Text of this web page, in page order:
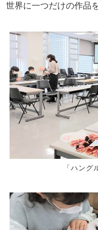
世界に一つだけの作品
「ハング